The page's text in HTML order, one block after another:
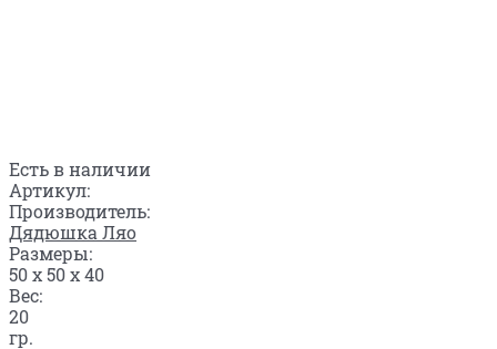
Есть в наличии
Артикул:
Производитель:
Дядюшка Ляо
Размеры:
50 x 50 x 40
Вес:
20
гр.